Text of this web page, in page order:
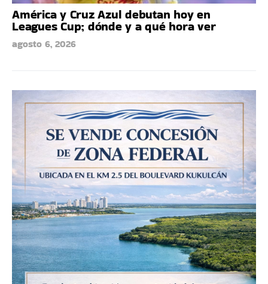
América y Cruz Azul debutan hoy en
Leagues Cup; dónde y a qué hora ver
agosto 6, 2026